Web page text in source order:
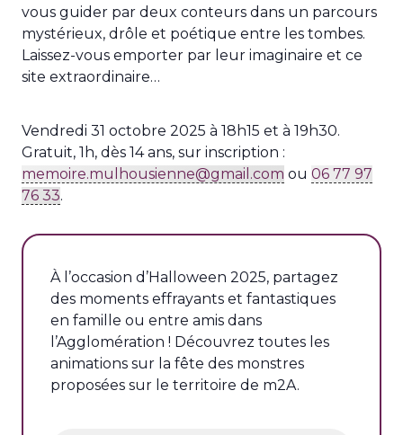
vous guider par deux conteurs dans un parcours
mystérieux, drôle et poétique entre les tombes.
Laissez-vous emporter par leur imaginaire et ce
site extraordinaire…
Vendredi 31 octobre 2025 à 18h15 et à 19h30.
Gratuit, 1h, dès 14 ans, sur inscription :
memoire.mulhousienne@gmail.com ou 06 77 97
76 33.
À l’occasion d’Halloween 2025, partagez
des moments effrayants et fantastiques
en famille ou entre amis dans
l’Agglomération ! Découvrez toutes les
animations sur la fête des monstres
proposées sur le territoire de m2A.